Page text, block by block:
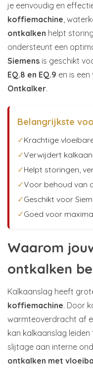
je eenvoudig en
koffiemachine,
ontkalken helpt
ondersteunt een
Siemens is geschikt
EQ.8 en EQ.9 en is
Ontkalker.
Belangrijkste
✓Krachtige
✓Verwijdert
✓Helpt storingen,
✓Voor behoud van
✓Geschikt voor
✓Goed voor
Waarom
ontkalken
Kalkaanslag heeft
koffiemachine. Door
warmteoverdracht af
kan kalkaanslag
slijtage aan interne
ontkalken met